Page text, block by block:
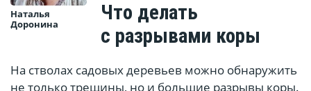
Наталья
Доронина
Что делать
с разрывами коры
На стволах садовых деревьев можно обнаружить
не только трещины, но и большие разрывы коры.